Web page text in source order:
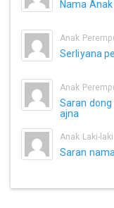
Nama
Anak
Serliyana
Anak
Saran
ajna
Anak Laki-laki
Saran